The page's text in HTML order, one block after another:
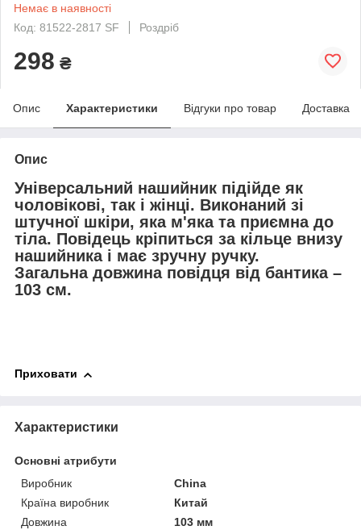
Немає в наявності
Код: 81522-2817 SF
Роздріб
298 ₴
Опис Характеристики Відгуки про товар Доставка
Опис
Універсальний нашийник підійде як
чоловікові, так і жінці. Виконаний зі
штучної шкіри, яка м'яка та приємна до
тіла. Повідець кріпиться за кільце внизу
нашийника і має зручну ручку.
Загальна довжина повідця від бантика –
103 см.
Приховати
Характеристики
Основні атрибути
Виробник
China
Країна виробник
Китай
Довжина
103 мм